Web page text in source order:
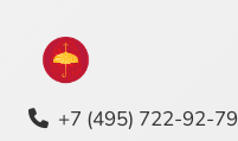
+7 (495) 722-92-79